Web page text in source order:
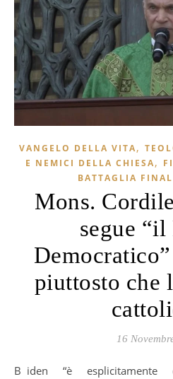
VANGELO DELLA VITA,
E NEMICI DELLA CHIESA,
BATTAGLIA
Mons.
segue
piuttosto che
16
Biden “è esplicitamente dissenziente non solo